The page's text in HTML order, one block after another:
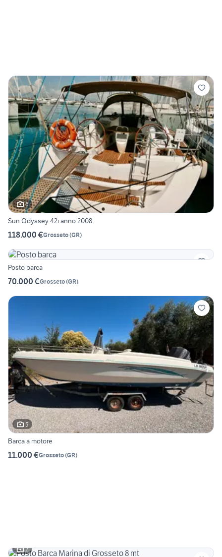
6
Sun Odyssey 42i anno 2008
118.000 €Grosseto(GR)
Posto barca
70.000 €Grosseto(GR)
5
Barca a motore
11.000 €Grosseto(GR)
2